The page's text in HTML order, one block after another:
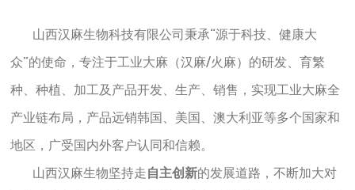
山西汉麻生物科技有限公司秉承“源于科技、健康大
众”的使命，专注于工业大麻（汉麻/火麻）的研发、育繁
种、种植、加工及产品开发、生产、销售，实现工业大麻全
产业链布局，产品远销韩国、美国、澳大利亚等多个国家和
地区，广受国内外客户认同和信赖。
山西汉麻生物坚持走自主创新的发展道路，不断加大对